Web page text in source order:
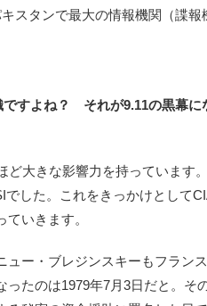
スタンで最大の情報機関（諜報
すよね？ それが9.11の黒幕に
大きな影響力を持っています
した。これをきっかけとして
いきます。
ー・ブレジンスキーもフラン
たのは1979年7月3日だと。そ